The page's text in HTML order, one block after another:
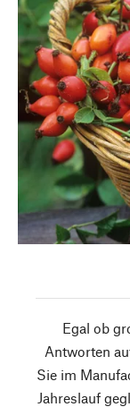
Egal ob
Antworten
Sie im
Jahreslauf